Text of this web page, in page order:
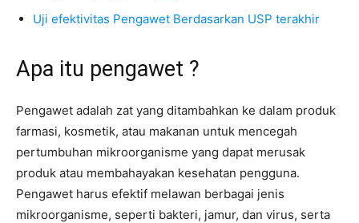
Uji efektivitas Pengawet Berdasarkan USP terakhir
Apa itu pengawet ?
Pengawet adalah zat yang ditambahkan ke dalam produk
farmasi, kosmetik, atau makanan untuk mencegah
pertumbuhan mikroorganisme yang dapat merusak
produk atau membahayakan kesehatan pengguna.
Pengawet harus efektif melawan berbagai jenis
mikroorganisme, seperti bakteri, jamur, dan virus, serta